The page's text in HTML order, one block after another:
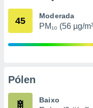
através
45 Moderada
PM₁₀ (56 µg/
Pólen
Baixo